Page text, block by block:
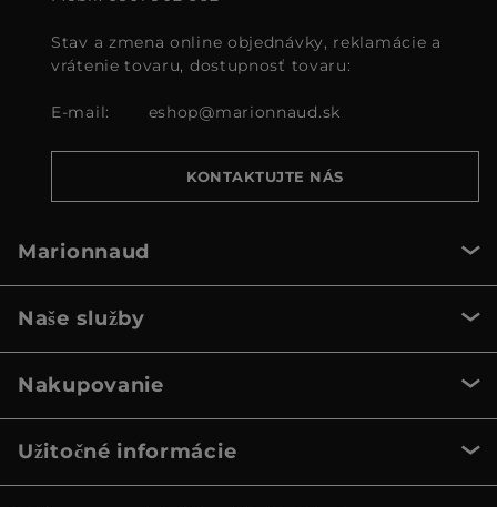
Stav a zmena online objednávky, reklamácie a
vrátenie tovaru, dostupnosť tovaru:
E-mail: eshop@marionnaud.sk
KONTAKTUJTE NÁS
Marionnaud
Naše služby
Nakupovanie
Užitočné informácie